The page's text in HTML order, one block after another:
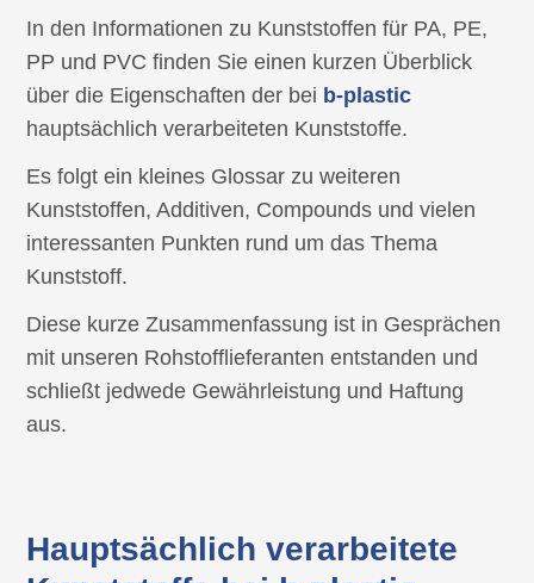
In den Informationen zu Kunststoffen für PA, PE,
PP und PVC finden Sie einen kurzen Überblick
über die Eigenschaften der bei b-plastic
hauptsächlich verarbeiteten Kunststoffe.
Es folgt ein kleines Glossar zu weiteren
Kunststoffen, Additiven, Compounds und vielen
interessanten Punkten rund um das Thema
Kunststoff.
Diese kurze Zusammenfassung ist in Gesprächen
mit unseren Rohstofflieferanten entstanden und
schließt jedwede Gewährleistung und Haftung
aus.
Hauptsächlich verarbeitete